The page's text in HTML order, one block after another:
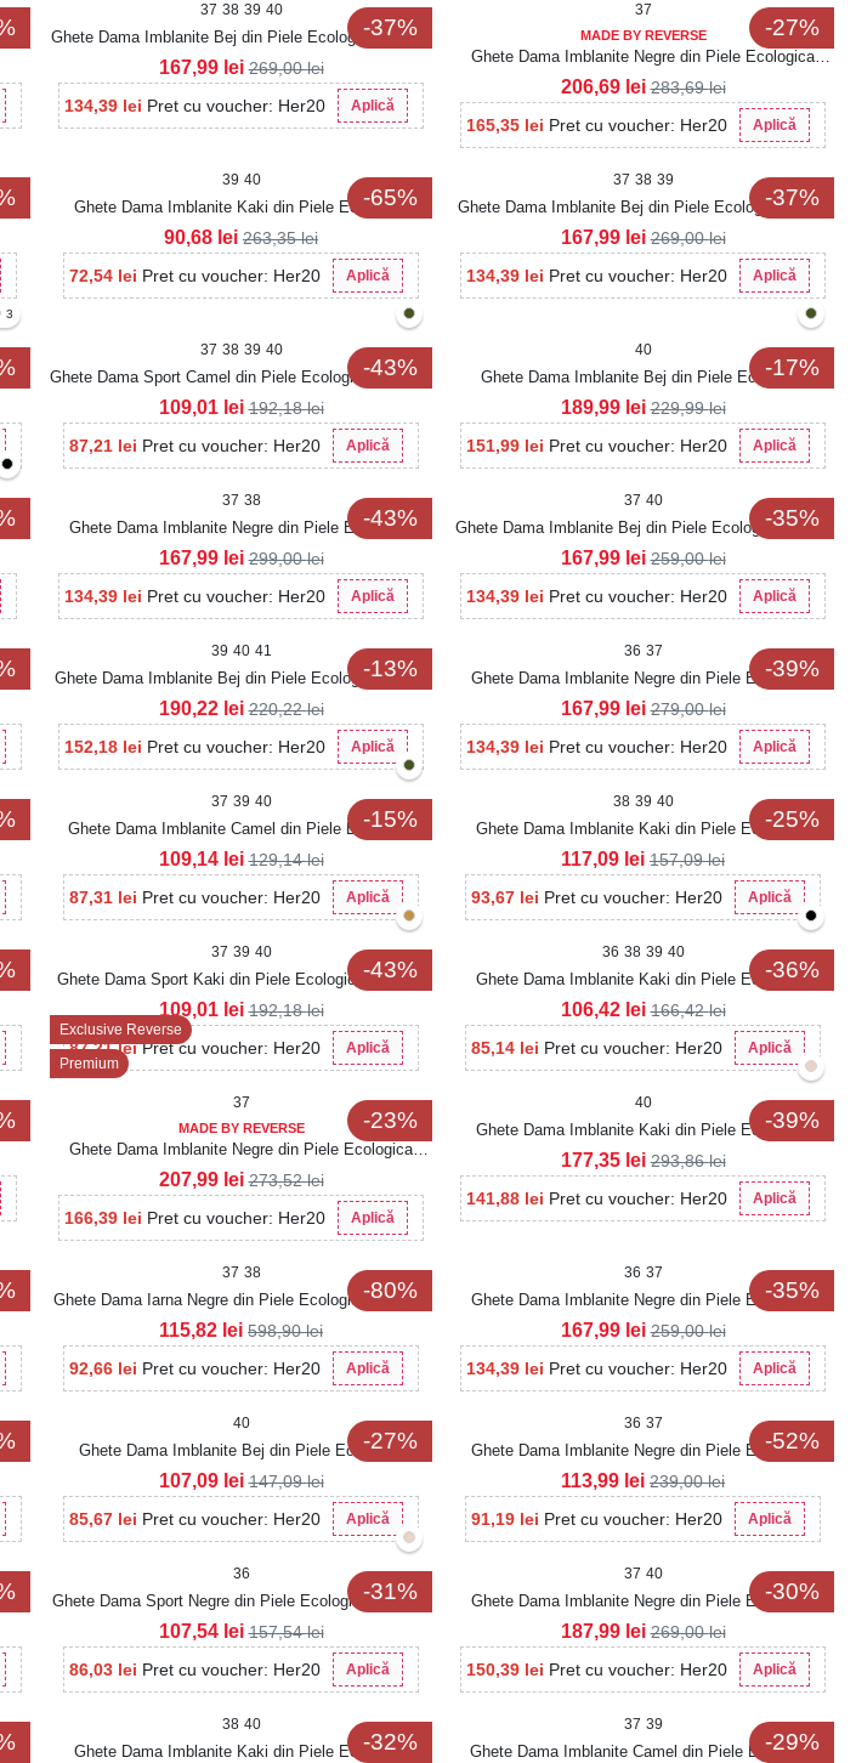
-37%
37 38 39 40
Ghete Dama Imblanite Bej din Piele Ecologica Louella
134,39 lei Pret cu voucher: Her20 Aplică
167,99 lei 269,00lei
-27%
37
MADE BY REVERSE
Ghete Dama Imblanite Negre din Piele Ecologica
Aysa
165,35 lei Pret cu voucher: Her20 Aplică
206,69 lei 283,69lei
-65%
39 40
Ghete Dama Imblanite Kaki din Piele Ecologica
Intoarsa Elysa2
72,54 lei Pret cu voucher: Her20 Aplică
90,68 lei 263,35lei
-37%
37 38 39
Ghete Dama Imblanite Bej din Piele Ecologica Naina
134,39 lei Pret cu voucher: Her20 Aplică
167,99 lei 269,00lei
3
-43%
37 38 39 40
Ghete Dama Sport Camel din Piele Ecologica Intoarsa
Makena
87,21 lei Pret cu voucher: Her20 Aplică
109,01 lei 192,18lei
-17%
40
Ghete Dama Imblanite Bej din Piele Ecologica
Intoarsa Hatley
151,99 lei Pret cu voucher: Her20 Aplică
189,99 lei 229,99lei
-43%
37 38
Ghete Dama Imblanite Negre din Piele Ecologica
Intoarsa Lucya2
134,39 lei Pret cu voucher: Her20 Aplică
167,99 lei 299,00lei
-35%
37 40
Ghete Dama Imblanite Bej din Piele Ecologica Kyomi
134,39 lei Pret cu voucher: Her20 Aplică
167,99 lei 259,00lei
-13%
39 40 41
Ghete Dama Imblanite Bej din Piele Ecologica Aizley
152,18 lei Pret cu voucher: Her20 Aplică
190,22 lei 220,22lei
-39%
36 37
Ghete Dama Imblanite Negre din Piele Ecologica
Aurelae
134,39 lei Pret cu voucher: Her20 Aplică
167,99 lei 279,00lei
-15%
37 39 40
Ghete Dama Imblanite Camel din Piele Ecologica
Intoarsa Evaley
87,31 lei Pret cu voucher: Her20 Aplică
109,14 lei 129,14lei
-25%
38 39 40
Ghete Dama Imblanite Kaki din Piele Ecologica
Intoarsa Alivea
93,67 lei Pret cu voucher: Her20 Aplică
117,09 lei 157,09lei
-43%
37 39 40
Ghete Dama Sport Kaki din Piele Ecologica Intoarsa
Makena
87,21lei Pret cu voucher: Her20 Aplică
109,01 lei 192,18lei
-36%
36 38 39 40
Ghete Dama Imblanite Kaki din Piele Ecologica
Jasmeh
85,14 lei Pret cu voucher: Her20 Aplică
106,42 lei 166,42lei
Exclusive Reverse
Premium
-23%
37
MADE BY REVERSE
Ghete Dama Imblanite Negre din Piele Ecologica
Pragya
166,39 lei Pret cu voucher: Her20 Aplică
207,99 lei 273,52lei
-39%
40
Ghete Dama Imblanite Kaki din Piele Ecologica
Intoarsa Hatley
141,88 lei Pret cu voucher: Her20 Aplică
177,35 lei 293,86lei
-80%
37 38
Ghete Dama Iarna Negre din Piele Ecologica Intoarsa
Anaria
92,66 lei Pret cu voucher: Her20 Aplică
115,82 lei 598,90lei
-35%
36 37
Ghete Dama Imblanite Negre din Piele Ecologica
Intoarsa Robyn
134,39 lei Pret cu voucher: Her20 Aplică
167,99 lei 259,00lei
-27%
40
Ghete Dama Imblanite Bej din Piele Ecologica
Jannely
85,67 lei Pret cu voucher: Her20 Aplică
107,09 lei 147,09lei
-52%
36 37
Ghete Dama Imblanite Negre din Piele Ecologica
Kateryna
91,19 lei Pret cu voucher: Her20 Aplică
113,99 lei 239,00lei
-31%
36
Ghete Dama Sport Negre din Piele Ecologica Jameya
86,03 lei Pret cu voucher: Her20 Aplică
107,54 lei 157,54lei
-30%
37 40
Ghete Dama Imblanite Negre din Piele Ecologica
Lelay
150,39 lei Pret cu voucher: Her20 Aplică
187,99 lei 269,00lei
-32%
38 40
Ghete Dama Imblanite Kaki din Piele Ecologica
-29%
37 39
Ghete Dama Imblanite Camel din Piele Ecologica